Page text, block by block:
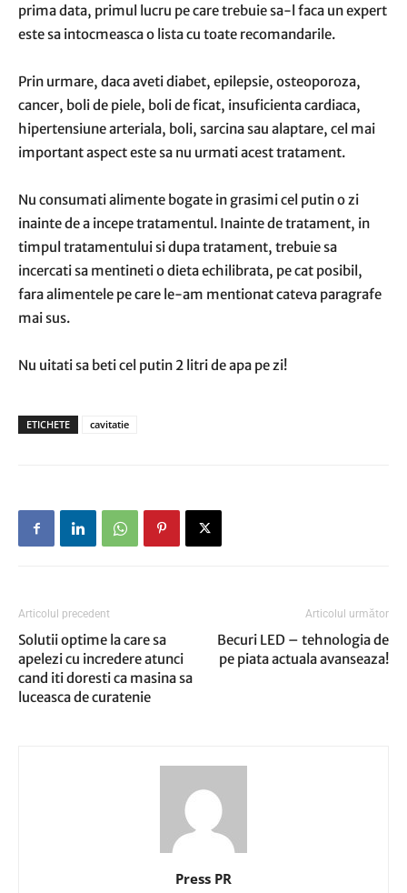
prima data, primul lucru pe care trebuie sa-l faca un expert
este sa intocmeasca o lista cu toate recomandarile.
Prin urmare, daca aveti diabet, epilepsie, osteoporoza,
cancer, boli de piele, boli de ficat, insuficienta cardiaca,
hipertensiune arteriala, boli, sarcina sau alaptare, cel mai
important aspect este sa nu urmati acest tratament.
Nu consumati alimente bogate in grasimi cel putin o zi
inainte de a incepe tratamentul. Inainte de tratament, in
timpul tratamentului si dupa tratament, trebuie sa
incercati sa mentineti o dieta echilibrata, pe cat posibil,
fara alimentele pe care le-am mentionat cateva paragrafe
mai sus.
Nu uitati sa beti cel putin 2 litri de apa pe zi!
ETICHETE cavitatie
Articolul precedent
Solutii optime la care sa
apelezi cu incredere atunci
cand iti doresti ca masina sa
luceasca de curatenie
Articolul următor
Becuri LED – tehnologia de
pe piata actuala avanseaza!
Press PR